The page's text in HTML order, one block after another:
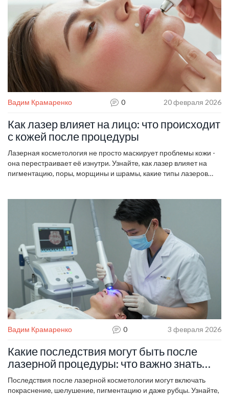
Вадим Крамаренко 0 20 февраля 2026
Как лазер влияет на лицо: что происходит
с кожей после процедуры
Лазерная косметология не просто маскирует проблемы кожи -
она перестраивает её изнутри. Узнайте, как лазер влияет на
пигментацию, поры, морщины и шрамы, какие типы лазеров
Вадим Крамаренко 0 3 февраля 2026
Какие последствия могут быть после
лазерной процедуры: что важно знать
перед и после
Последствия после лазерной косметологии могут включать
покраснение, шелушение, пигментацию и даже рубцы. Узнайте,